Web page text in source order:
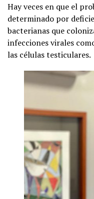
Hay veces en que el
determinado por
bacterianas que
infecciones virales
las células testiculares.